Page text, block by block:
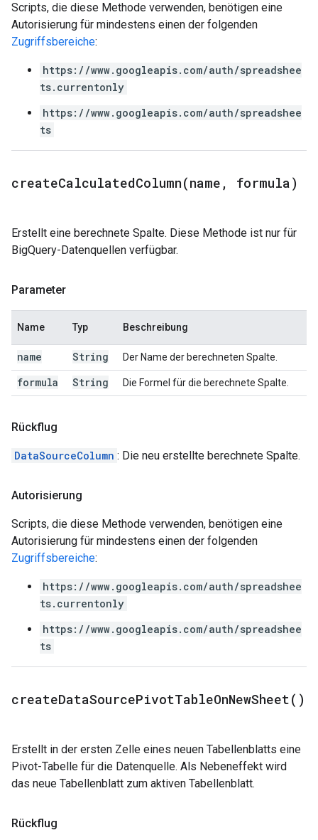
Scripts, die diese Methode verwenden, benötigen eine
Autorisierung für mindestens einen der folgenden
Zugriffsbereiche:
https://www.googleapis.com/auth/spreadshee
ts.currentonly
https://www.googleapis.com/auth/spreadshee
ts
createCalculatedColumn(name , formula)
Erstellt eine berechnete Spalte. Diese Methode ist nur für
BigQuery-Datenquellen verfügbar.
Parameter
Name Typ Beschreibung
name String Der Name der berechneten Spalte.
formula String Die Formel für die berechnete Spalte.
Rückflug
DataSourceColumn : Die neu erstellte berechnete Spalte.
Autorisierung
Scripts, die diese Methode verwenden, benötigen eine
Autorisierung für mindestens einen der folgenden
Zugriffsbereiche:
https://www.googleapis.com/auth/spreadshee
ts.currentonly
https://www.googleapis.com/auth/spreadshee
ts
createDataSourcePivotTableOnNewSheet( )
Erstellt in der ersten Zelle eines neuen Tabellenblatts eine
Pivot-Tabelle für die Datenquelle. Als Nebeneffekt wird
das neue Tabellenblatt zum aktiven Tabellenblatt.
Rückflug